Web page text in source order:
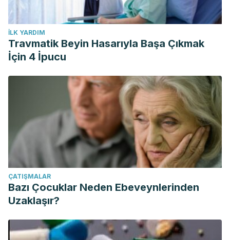
İLK YARDIM
Travmatik Beyin Hasarıyla Başa Çıkmak
İçin 4 İpucu
ÇATIŞMALAR
Bazı Çocuklar Neden Ebeveynlerinden
Uzaklaşır?